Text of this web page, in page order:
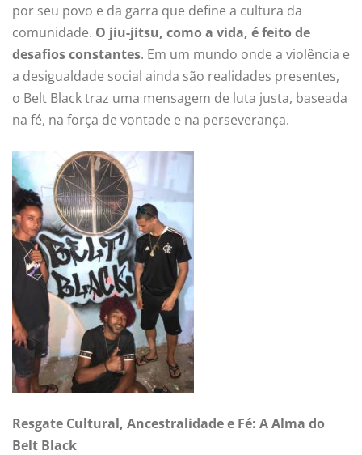
por seu povo e da garra que define a cultura da
comunidade. O jiu-jitsu, como a vida, é feito de
desafios constantes. Em um mundo onde a violência e
a desigualdade social ainda são realidades presentes,
o Belt Black traz uma mensagem de luta justa, baseada
na fé, na força de vontade e na perseverança.
Resgate Cultural, Ancestralidade e Fé: A Alma do
Belt Black